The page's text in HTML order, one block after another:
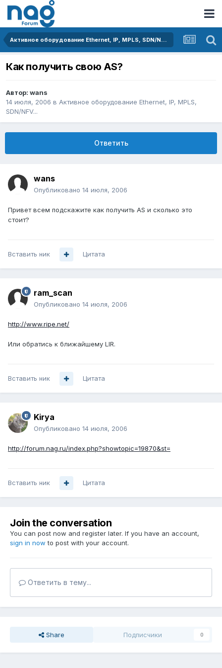
Активное оборудование Ethernet, IP, MPLS, SDN/NFV...
Как получить свою AS?
Автор: wans
14 июля, 2006 в Активное оборудование Ethernet, IP, MPLS,
SDN/NFV...
Ответить
wans
Опубликовано 14 июля, 2006
Привет всем подскажите как получить AS и сколько это
стоит?
Вставить ник Цитата
ram_scan
Опубликовано 14 июля, 2006
http://www.ripe.net/
Или обратись к ближайшему LIR.
Вставить ник Цитата
Kirya
Опубликовано 14 июля, 2006
http://forum.nag.ru/index.php?showtopic=19870&st=
Вставить ник Цитата
Join the conversation
You can post now and register later. If you have an account,
sign in now to post with your account.
Ответить в тему...
Share Подписчики 0